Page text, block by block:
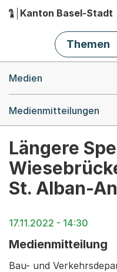
Hauptnavigation
Kanton Basel-Stadt
Themen
Medien
Medienmitteilungen
Längere
St. Alban-
17.11.2022 - 14:30
Medienmitteilung
Bau- und